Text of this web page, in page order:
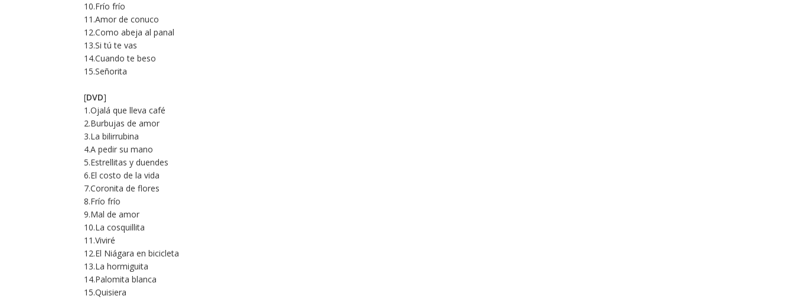
10.Frío frío
11.Amor de conuco
12.Como abeja al panal
13.Si tú te vas
14.Cuando te beso
15.Señorita
[DVD]
1.Ojalá que lleva café
2.Burbujas de amor
3.La bilirrubina
4.A pedir su mano
5.Estrellitas y duendes
6.El costo de la vida
7.Coronita de flores
8.Frío frío
9.Mal de amor
10.La cosquillita
11.Viviré
12.El Niágara en bicicleta
13.La hormiguita
14.Palomita blanca
15.Quisiera